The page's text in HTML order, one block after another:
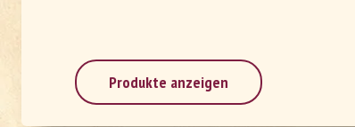
Produkte anzeigen